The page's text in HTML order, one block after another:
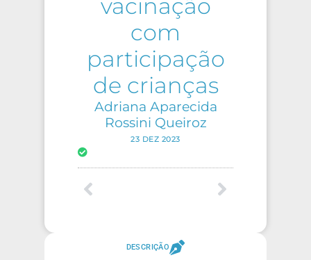
vacinação
com
participação
de crianças
Adriana Aparecida
Rossini Queiroz
23 DEZ 2023
DESCRIÇÃO